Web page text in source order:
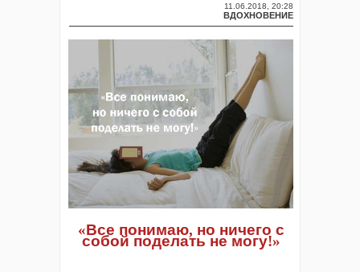
11.06.2018, 20:28
ВДОХНОВЕНИЕ
«Все понимаю, но ничего с
собой поделать не могу!»